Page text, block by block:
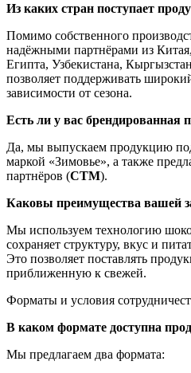
Из каких стран поступает
Помимо собственного
надёжными партнёрами из
Египта, Узбекистана,
позволяет поддерживать
зависимости от сезона.
Есть ли у вас брендированная
Да, мы выпускаем продукцию
маркой «Зимовье», а также
партнёров (СТМ).
Каковы преимущества вашей
Мы используем технологию
сохраняет структуру, вкус и
Это позволяет поставлять
приближенную к свежей.
Форматы и условия
В каком формате доступна
Мы предлагаем два формата: